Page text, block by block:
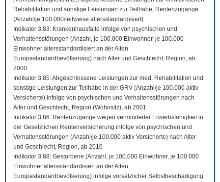
Rehabilitation und sonstige Leistungen zur Teilhabe; Rentenzugänge
(Anzahl/je 100.000/teilweise altersstandardisiert)
Indikator 3.83: Krankenhausfälle infolge von psychischen und
Verhaltensstörungen (Anzahl, je 100.000 Einwohner, je 100.000
Einwohner altersstandardisiert an der Alten
Europastandardbevölkerung) nach Alter und Geschlecht, Region, ab
2000
Indikator 3.85: Abgeschlossene Leistungen zur med. Rehabilitation und
sonstige Leistungen zur Teilhabe in der GRV (Anzahl/je 100.000 aktiv
Versicherte) infolge von psychischen und Verhaltensstörungen nach
Alter und Geschlecht, Region (Wohnsitz), ab 2001
Indikator 3.86: Rentenzugänge wegen verminderter Erwerbsfähigkeit in
der Gesetzlichen Rentenversicherung infolge von psychischen und
Verhaltensstörungen (Anzahl/je 100.000 aktiv Versicherte) nach Alter
und Geschlecht, Region, ab 2010
Indikator 3.88: Gestorbene (Anzahl, je 100.000 Einwohner, je 100.000
Einwohner altersstandardisiert an der Alten
Europastandardbevölkerung) infolge vorsätzlicher Selbstbeschädigung